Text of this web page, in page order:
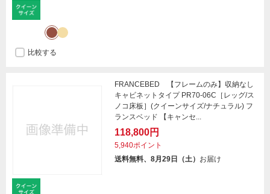
比較する
FRANCEBED 【フレームのみ】収納なし
キャビネットタイプ PR70-06C［レッグ/ス
ノコ床板］(クイーンサイズ/ナチュラル) フ
ランスベッド 【キャンセ...
118,800円
5,940ポイント
送料無料、8月29日（土） お届け